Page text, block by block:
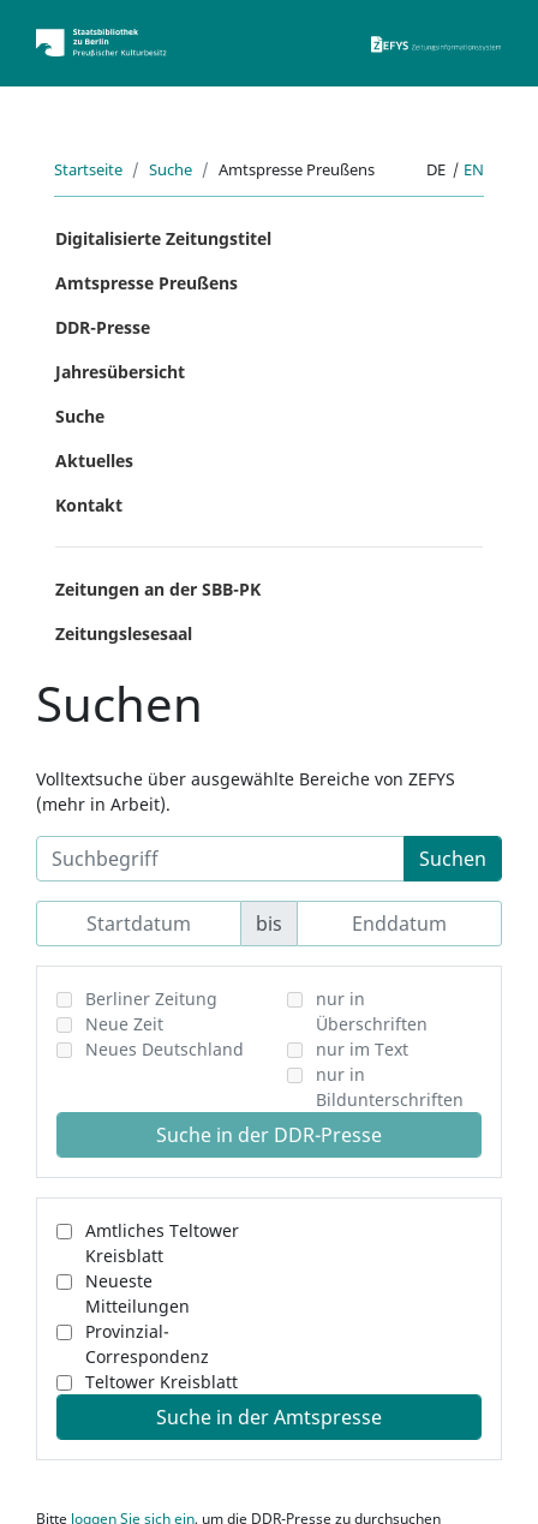
Startseite Suche Amtspresse Preußens DE | EN
Digitalisierte Zeitungstitel
Amtspresse Preußens
DDR-Presse
Jahresübersicht
Suche
Aktuelles
Kontakt
Zeitungen an der SBB-PK
Zeitungslesesaal
Suchen
Volltextsuche über ausgewählte Bereiche von ZEFYS
(mehr in Arbeit).
Suchen
bis
Berliner Zeitung
Neue Zeit
Neues Deutschland
nur in
Überschriften
nur im Text
nur in
Bildunterschriften
Suche in der DDR-Presse
Amtliches Teltower
Kreisblatt
Neueste
Mitteilungen
Provinzial-
Correspondenz
Teltower Kreisblatt
Suche in der Amtspresse
Bitte loggen Sie sich ein, um die DDR-Presse zu durchsuchen